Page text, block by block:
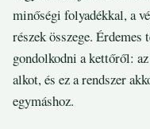
minőségi folyadékkal, a
részek összege.
gondolkodni a kettőről:
alkot, és ez a rendszer
egymáshoz.